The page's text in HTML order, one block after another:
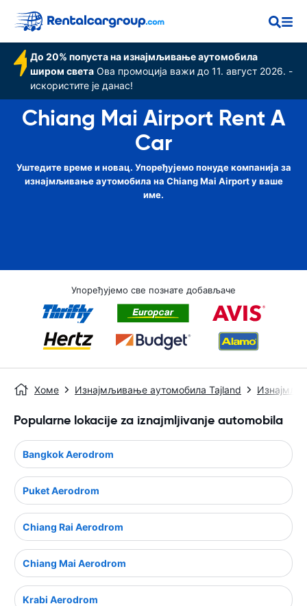
До 20% попуста на изнајмљивање аутомобила
широм света Ова промоција важи до 11. август 2026. -
искористите је данас!
Chiang Mai Airport Rent A
Car
Уштедите време и новац. Упоређујемо понуде компанија за
изнајмљивање аутомобила на Chiang Mai Airport у ваше
име.
Упоређујемо све познате добављаче
Хоме Изнајмљивање аутомобила Tajland
Popularne lokacije za iznajmljivanje automobila
Bangkok Aerodrom
Puket Aerodrom
Chiang Rai Aerodrom
Chiang Mai Aerodrom
Krabi Aerodrom